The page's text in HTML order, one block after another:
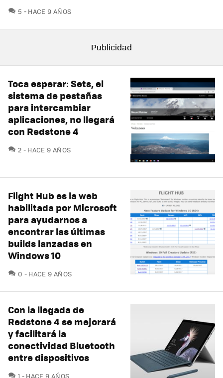
5 COMENTARIOS
HACE 9 AÑOS
Toca esperar: Sets, el
sistema de pestañas
para intercambiar
aplicaciones, no llegará
con Redstone 4
2 COMENTARIOS
HACE 9 AÑOS
Flight Hub es la web
habilitada por Microsoft
para ayudarnos a
encontrar las últimas
builds lanzadas en
Windows 10
0 COMENTARIOS
HACE 9 AÑOS
Con la llegada de
Redstone 4 se mejorará
y facilitará la
conectividad Bluetooth
entre dispositivos
1 COMENTARIOS
HACE 9 AÑOS